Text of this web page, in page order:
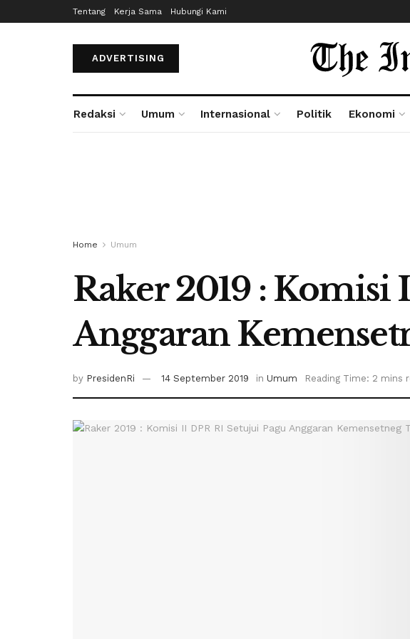
Tentang Kerja Sama Hubungi Kami
ADVERTISING
Redaksi Umum Internasional Politik Ekonomi
Home Umum
Raker 2019 : Komisi
Anggaran
by PresidenRi 14 September 2019 in Umum Reading Time: 2 mins